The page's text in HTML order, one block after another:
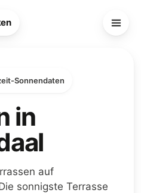
Sonnendaten
in
auf
sonnigste Terrasse